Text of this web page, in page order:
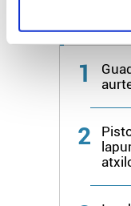
Identify
specific
and set your
Guk eta gure
prozesatzen
teknologia erabiliz,
pertsonalizatuak
neurtzeko,
Azken 7
1
2